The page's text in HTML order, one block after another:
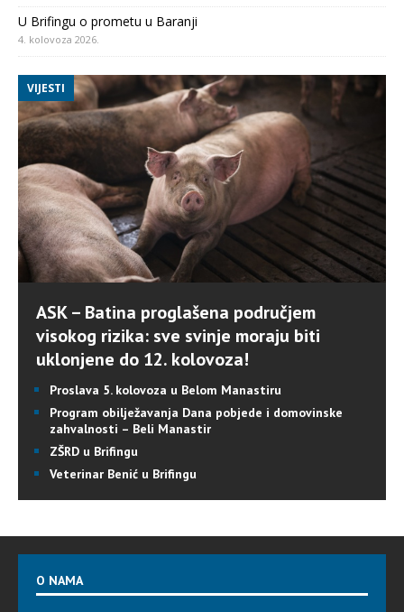
U Brifingu o prometu u Baranji
4. kolovoza 2026.
VIJESTI
ASK – Batina proglašena područjem
visokog rizika: sve svinje moraju biti
uklonjene do 12. kolovoza!
Proslava 5. kolovoza u Belom Manastiru
Program obilježavanja Dana pobjede i domovinske
zahvalnosti – Beli Manastir
ZŠRD u Brifingu
Veterinar Benić u Brifingu
O NAMA